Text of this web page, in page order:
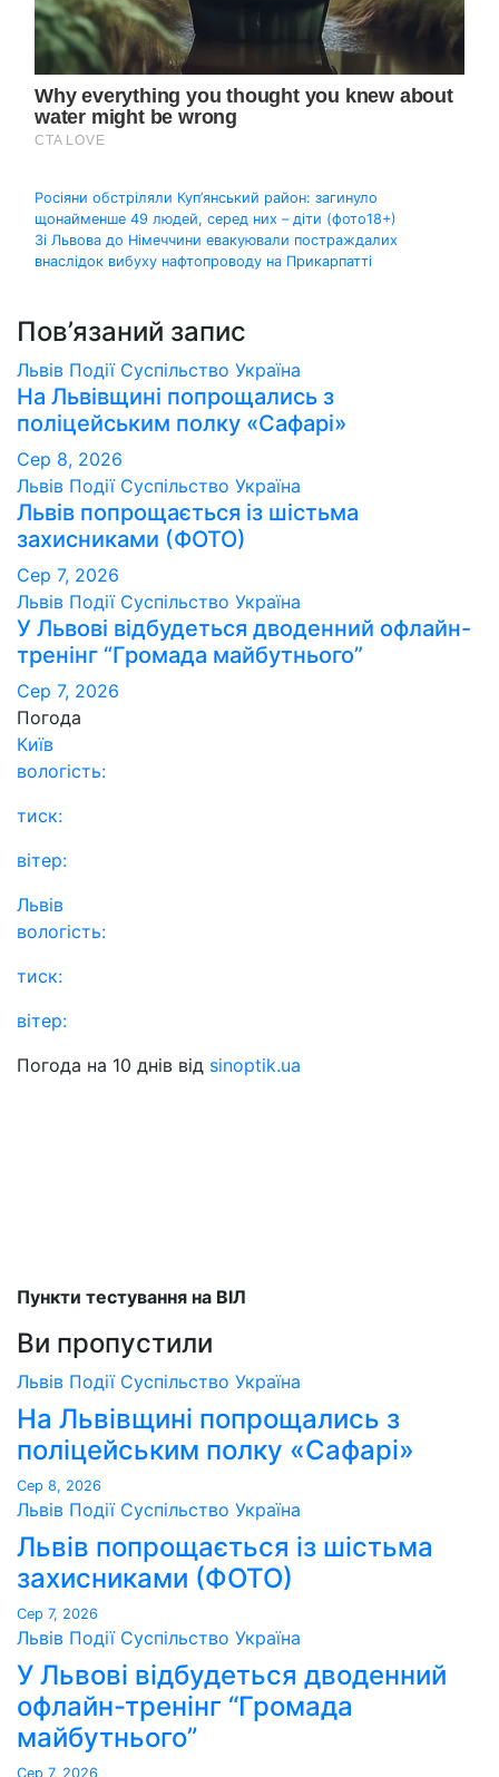
Навігація
записів
Росіяни обстріляли Куп’янський район: загинуло
щонайменше 49 людей, серед них – діти (фото18+)
Зі Львова до Німеччини евакуювали постраждалих
внаслідок вибуху нафтопроводу на Прикарпатті
Пов’язаний запис
Львів Події Суспільство Україна
На Львівщині попрощались з
поліцейським полку «Сафарі»
Сер 8, 2026
Львів Події Суспільство Україна
Львів попрощається із шістьма
захисниками (ФОТО)
Сер 7, 2026
Львів Події Суспільство Україна
У Львові відбудеться дводенний офлайн-
тренінг “Громада майбутнього”
Сер 7, 2026
Погода
Київ
вологість:
тиск:
вітер:
Львів
вологість:
тиск:
вітер:
Погода на 10 днів від sinoptik.ua
Пункти тестування на ВІЛ
Ви пропустили
Львів Події Суспільство Україна
На Львівщині попрощались з
поліцейським полку «Сафарі»
Сер 8, 2026
Львів Події Суспільство Україна
Львів попрощається із шістьма
захисниками (ФОТО)
Сер 7, 2026
Львів Події Суспільство Україна
У Львові відбудеться дводенний
офлайн-тренінг “Громада
майбутнього”
Сер 7, 2026